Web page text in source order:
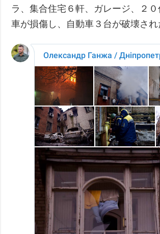
ラ、集合住宅６軒、ガレージ、２
車が損傷し、自動車３台が破壊され